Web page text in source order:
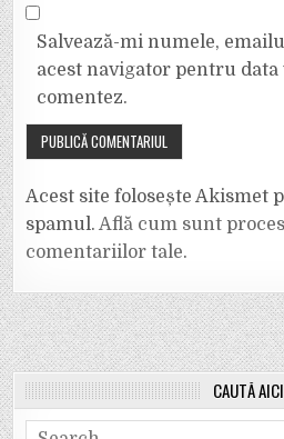
Salvează-mi numele,
acest navigator pentru data
comentez.
Acest site folosește Akismet
spamul.Află cum sunt
comentariilor tale.
CAUTĂ AICI
Search